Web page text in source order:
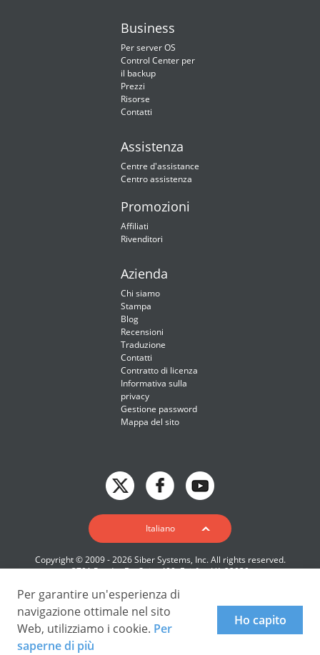
Business
Per server OS
Control Center per
il backup
Prezzi
Risorse
Contatti
Assistenza
Centre d'assistance
Centro assistenza
Promozioni
Affiliati
Rivenditori
Azienda
Chi siamo
Stampa
Blog
Recensioni
Traduzione
Contatti
Contratto di licenza
Informativa sulla
privacy
Gestione password
Mappa del sito
Italiano
English
Deutsch
Español-419
Français
Italiano
日本語
Copyright © 2009 - 2026 Siber Systems, Inc. All rights reserved.
3701 Pender Dr, Suite 400, Fairfax, VA 22030
Per garantire un'esperienza di
navigazione ottimale nel sito
Web, utilizziamo i cookie. Per
saperne di più
Ho capito